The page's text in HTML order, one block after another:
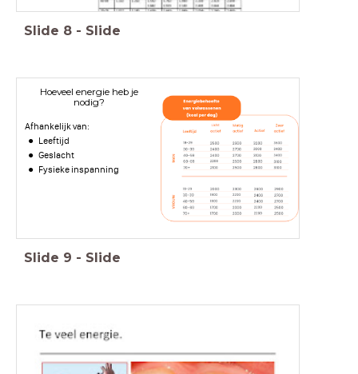
Slide 8 - Slide
Hoeveel energie heb je
nodig?
Afhankelijk van:
Leeftijd
Geslacht
Fysieke inspanning
Slide 9 - Slide